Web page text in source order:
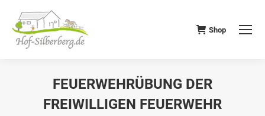
Shop
FEUERWEHRÜBUNG DER
FREIWILLIGEN FEUERWEHR